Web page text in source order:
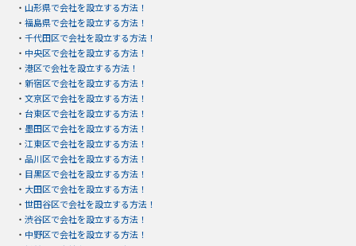
・ 山形県で会社を設立する方法！
・ 福島県で会社を設立する方法！
・ 千代田区で会社を設立する方法！
・ 中央区で会社を設立する方法！
・ 港区で会社を設立する方法！
・ 新宿区で会社を設立する方法！
・ 文京区で会社を設立する方法！
・ 台東区で会社を設立する方法！
・ 墨田区で会社を設立する方法！
・ 江東区で会社を設立する方法！
・ 品川区で会社を設立する方法！
・ 目黒区で会社を設立する方法！
・ 大田区で会社を設立する方法！
・ 世田谷区で会社を設立する方法！
・ 渋谷区で会社を設立する方法！
・ 中野区で会社を設立する方法！